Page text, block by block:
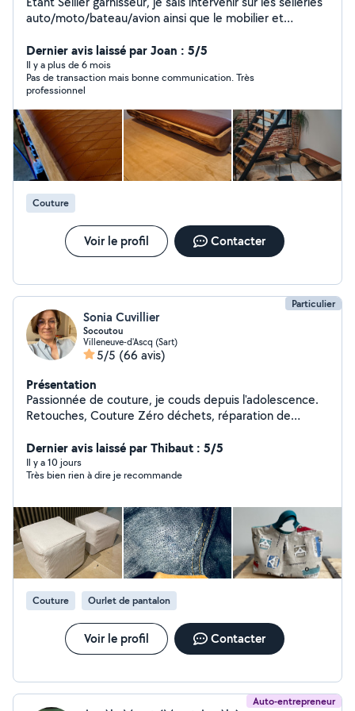
auto/moto/bateau/avion ainsi que le mobilier et
préparateur en detailing auto/moto/bateau/avion
Carrosserie, vitre teintées véhicule, vitrophanie ( vitre
teintées sur les vitres des maisons, douche,... ) ppf,
covering, traitement céramique Automobile/ moto/
bateau/ salle d'eau/ baie vitré/ velux/....
Dernier avis laissé par Joan : 5/5
Il y a plus de 6 mois
Pas de transaction mais bonne communication. Très
professionnel
Couture
Voir le profil Contacter
Particulier
Sonia Cuvillier
Socoutou
Villeneuve-d'Ascq (Sart)
5/5 (66 avis)
Présentation
Passionnée de couture, je couds depuis l'adolescence.
Retouches, Couture Zéro déchets, réparation de
comme les plus grands. N'hésitez pas à faire appel à
moi. Si je ne vous réponds pas, n'étant pas abonnée,
c'est que j'ai utilisé mon quota de réponses.
Dernier avis laissé par Thibaut : 5/5
Il y a 10 jours
Très bien rien à dire je recommande
Couture Ourlet de pantalon
Voir le profil Contacter
Auto-entrepreneur